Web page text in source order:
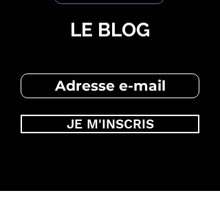
LE BLOG
JE M'INSCRIS